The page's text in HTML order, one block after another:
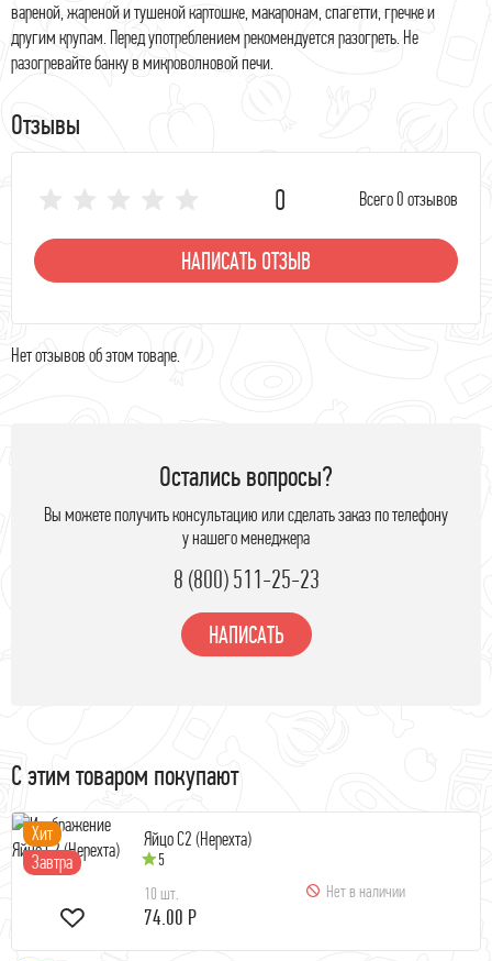
вареной, жареной и тушеной картошке, макаронам, спагетти, гречке и
другим крупам. Перед употреблением рекомендуется разогреть. Не
разогревайте банку в микроволновой печи.
Отзывы
0 Всего 0 отзывов
НАПИСАТЬ ОТЗЫВ
Нет отзывов об этом товаре.
Остались вопросы?
Вы можете получить консультацию или сделать заказ по телефону
у нашего менеджера
8 (800) 511-25-23
НАПИСАТЬ
С этим товаром покупают
Хит
Завтра
5
Яйцо С2 (Нерехта)
10 шт.
74.00 Р
Нет в наличии